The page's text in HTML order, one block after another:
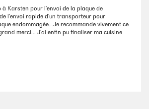
à Karsten pour l'envoi de la plaque de
l'envoi rapide d'un transporteur pour
endommagée...Je recommande vivement ce
merci... J'ai enfin pu finaliser ma cuisine